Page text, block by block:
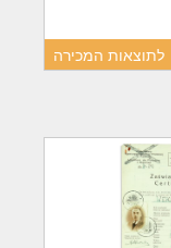
לתוצאות המכירה